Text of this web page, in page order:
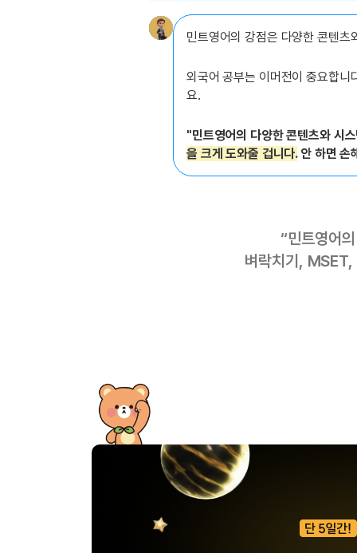
민트영어의 강점은 다양한 콘텐
외국어 공부는 이머전이 중요합
요.
"민트영어의 다양한 콘텐츠와 시
을 크게 도와줄 겁니다.안 하면 손
“민트영어
벼락치기, MSET,